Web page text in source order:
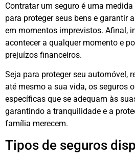
Contratar um seguro é uma
para proteger seus bens e garantir
em momentos imprevistos. Afinal,
acontecer a qualquer momento e
prejuízos financeiros.
Seja para proteger seu automóvel,
até mesmo a sua vida, os seguros
específicas que se adequam às
garantindo a tranquilidade e a
família merecem.
Tipos de seguros